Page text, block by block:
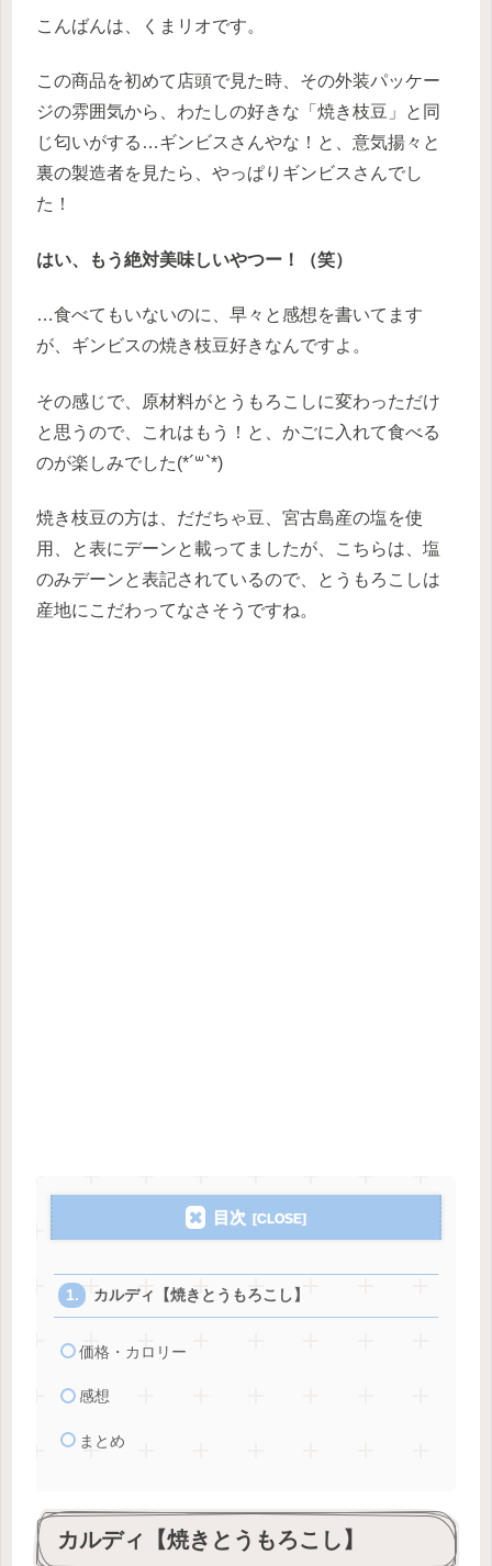
こんばんは、くまリオです。
この商品を初めて店頭で見た時、その外装パッケー
ジの雰囲気から、わたしの好きな「焼き枝豆」と同
じ匂いがする…ギンビスさんやな！と、意気揚々と
裏の製造者を見たら、やっぱりギンビスさんでし
た！
はい、もう絶対美味しいやつー！（笑）
…食べてもいないのに、早々と感想を書いてます
が、ギンビスの焼き枝豆好きなんですよ。
その感じで、原材料がとうもろこしに変わっただけ
と思うので、これはもう！と、かごに入れて食べる
のが楽しみでした(*´꒳`*)
焼き枝豆の方は、だだちゃ豆、宮古島産の塩を使
用、と表にデーンと載ってましたが、こちらは、塩
のみデーンと表記されているので、とうもろこしは
産地にこだわってなさそうですね。
目次
カルディ【焼きとうもろこし】
価格・カロリー
感想
まとめ
カルディ【焼きとうもろこし】